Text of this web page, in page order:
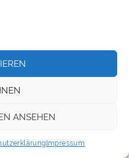
ANSEHEN
Impressum
stattfinden. Aber wie
damit? Beim Blick in
Kamera nennt? Keine
nicht vor Ort. Wir
da draußen
Zu wissen, wie man
Level zu bringen.